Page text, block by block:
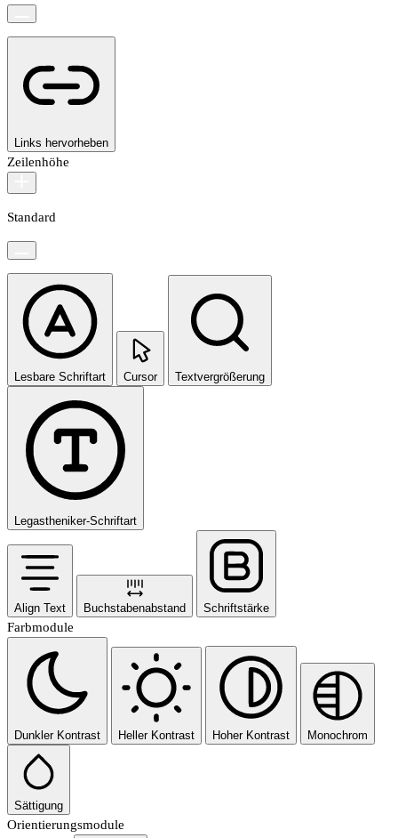
Links hervorheben
Zeilenhöhe
Standard
Lesbare Schriftart Cursor Textvergrößerung
Legastheniker-Schriftart
Align Text Buchstabenabstand Schriftstärke
Farbmodule
Dunkler Kontrast Heller Kontrast Hoher Kontrast Monochrom
Sättigung
Orientierungsmodule